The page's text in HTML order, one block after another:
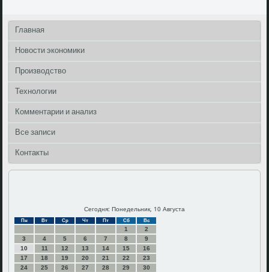
Главная
Новости экономики
Производство
Технологии
Комментарии и анализ
Все записи
Контакты
Сегодня: Понедельник, 10 Августа
Пн Вт Ср Чт Пт Сб Вс
1
2
3
4 5 6 7 8
9
10
11 12 13 14 15
16
17
18 19 20 21 22
23
24
25 26 27 28 29
30